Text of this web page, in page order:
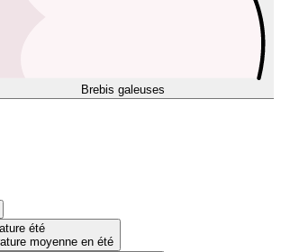
Brebis galeuses
été
moyenne en été